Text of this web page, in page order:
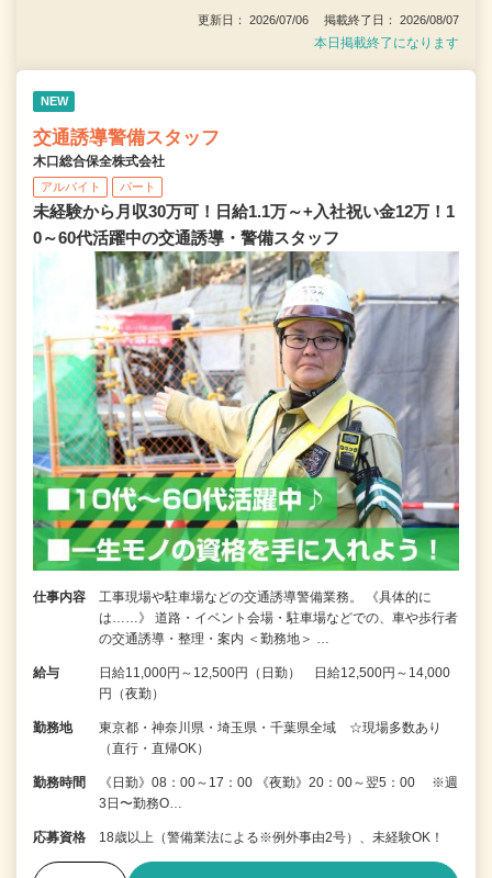
更新日： 2026/07/06 掲載終了日： 2026/08/07
本日掲載終了になります
NEW
交通誘導警備スタッフ
木口総合保全株式会社
アルバイト パート
未経験から月収30万可！日給1.1万～+入社祝い金12万！1
0～60代活躍中の交通誘導・警備スタッフ
仕事内容
工事現場や駐車場などの交通誘導警備業務。 《具体的に
は……》 道路・イベント会場・駐車場などでの、車や歩行者
の交通誘導・整理・案内 ＜勤務地＞ …
給与
日給11,000円～12,500円（日勤） 日給12,500円～14,000
円（夜勤）
勤務地
東京都・神奈川県・埼玉県・千葉県全域 ☆現場多数あり
（直行・直帰OK）
勤務時間
《日勤》08：00～17：00 《夜勤》20：00～翌5：00 ※週
3日〜勤務O…
応募資格 18歳以上（警備業法による※例外事由2号）、未経験OK！